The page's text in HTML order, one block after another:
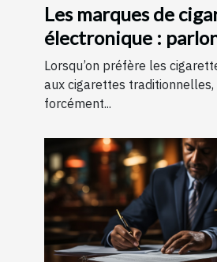
Les marques de
électronique :
Lorsqu’on préfère les
aux cigarettes traditionnelles,
forcément...